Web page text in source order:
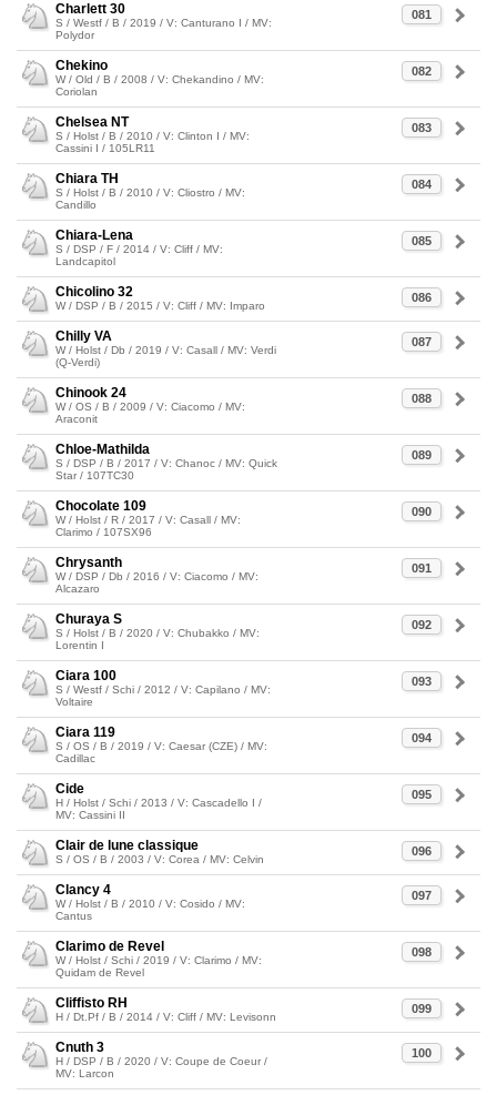
081
Charlett 30
S / Westf / B / 2019 / V: Canturano I / MV:
Polydor
082
Chekino
W / Old / B / 2008 / V: Chekandino / MV:
Coriolan
083
Chelsea NT
S / Holst / B / 2010 / V: Clinton I / MV:
Cassini I / 105LR11
084
Chiara TH
S / Holst / B / 2010 / V: Cliostro / MV:
Candillo
085
Chiara-Lena
S / DSP / F / 2014 / V: Cliff / MV:
Landcapitol
086
Chicolino 32
W / DSP / B / 2015 / V: Cliff / MV: Imparo
087
Chilly VA
W / Holst / Db / 2019 / V: Casall / MV: Verdi
(Q-Verdi)
088
Chinook 24
W / OS / B / 2009 / V: Ciacomo / MV:
Araconit
089
Chloe-Mathilda
S / DSP / B / 2017 / V: Chanoc / MV: Quick
Star / 107TC30
090
Chocolate 109
W / Holst / R / 2017 / V: Casall / MV:
Clarimo / 107SX96
091
Chrysanth
W / DSP / Db / 2016 / V: Ciacomo / MV:
Alcazaro
092
Churaya S
S / Holst / B / 2020 / V: Chubakko / MV:
Lorentin I
093
Ciara 100
S / Westf / Schi / 2012 / V: Capilano / MV:
Voltaire
094
Ciara 119
S / OS / B / 2019 / V: Caesar (CZE) / MV:
Cadillac
095
Cide
H / Holst / Schi / 2013 / V: Cascadello I /
MV: Cassini II
096
Clair de lune classique
S / OS / B / 2003 / V: Corea / MV: Celvin
097
Clancy 4
W / Holst / B / 2010 / V: Cosido / MV:
Cantus
098
Clarimo de Revel
W / Holst / Schi / 2019 / V: Clarimo / MV:
Quidam de Revel
099
Cliffisto RH
H / Dt.Pf / B / 2014 / V: Cliff / MV: Levisonn
100
Cnuth 3
H / DSP / B / 2020 / V: Coupe de Coeur /
MV: Larcon